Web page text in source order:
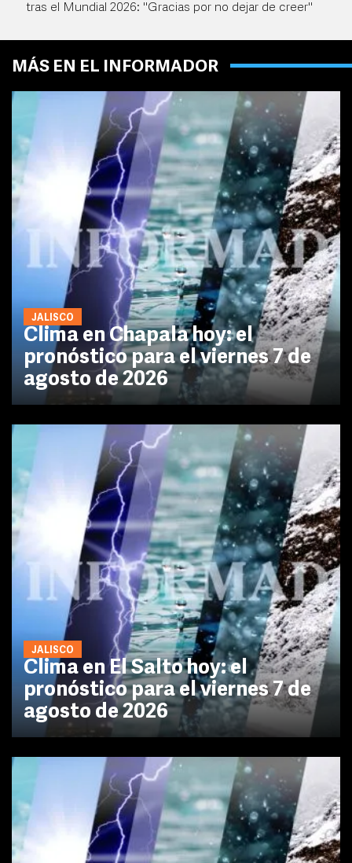
tras el Mundial 2026: "Gracias por no dejar de creer"
MÁS EN EL INFORMADOR
JALISCO
Clima en Chapala hoy: el
pronóstico para el viernes 7 de
agosto de 2026
JALISCO
Clima en El Salto hoy: el
pronóstico para el viernes 7 de
agosto de 2026